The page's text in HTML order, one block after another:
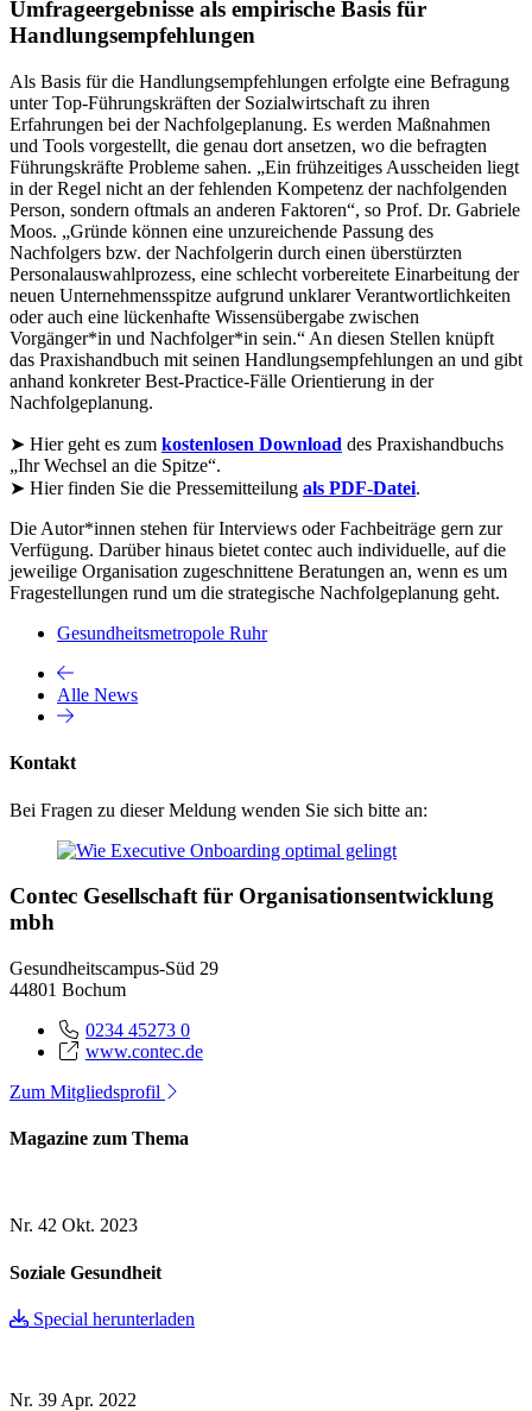
Umfrageergebnisse als empirische Basis für
Handlungsempfehlungen
Als Basis für die Handlungsempfehlungen erfolgte eine Befragung
unter Top-Führungskräften der Sozialwirtschaft zu ihren
Erfahrungen bei der Nachfolgeplanung. Es werden Maßnahmen
und Tools vorgestellt, die genau dort ansetzen, wo die befragten
Führungskräfte Probleme sahen. „Ein frühzeitiges Ausscheiden liegt
in der Regel nicht an der fehlenden Kompetenz der nachfolgenden
Person, sondern oftmals an anderen Faktoren“, so Prof. Dr. Gabriele
Moos. „Gründe können eine unzureichende Passung des
Nachfolgers bzw. der Nachfolgerin durch einen überstürzten
Personalauswahlprozess, eine schlecht vorbereitete Einarbeitung der
neuen Unternehmensspitze aufgrund unklarer Verantwortlichkeiten
oder auch eine lückenhafte Wissensübergabe zwischen
Vorgänger*in und Nachfolger*in sein.“ An diesen Stellen knüpft
das Praxishandbuch mit seinen Handlungsempfehlungen an und gibt
anhand konkreter Best-Practice-Fälle Orientierung in der
Nachfolgeplanung.
➤ Hier geht es zum kostenlosen Download des Praxishandbuchs
„Ihr Wechsel an die Spitze“.
➤ Hier finden Sie die Pressemitteilung als PDF-Datei.
Die Autor*innen stehen für Interviews oder Fachbeiträge gern zur
Verfügung. Darüber hinaus bietet contec auch individuelle, auf die
jeweilige Organisation zugeschnittene Beratungen an, wenn es um
Fragestellungen rund um die strategische Nachfolgeplanung geht.
Gesundheitsmetropole Ruhr
Alle News
Kontakt
Bei Fragen zu dieser Meldung wenden Sie sich bitte an:
Contec Gesellschaft für Organisationsentwicklung
mbh
Gesundheitscampus-Süd 29
44801 Bochum
0234 45273 0
www.contec.de
Zum Mitgliedsprofil
Magazine zum Thema
Nr. 42 Okt. 2023
Soziale Gesundheit
Special herunterladen
Nr. 39 Apr. 2022